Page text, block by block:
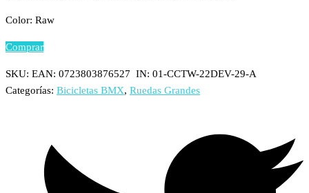
Color: Raw
Comprar
SKU: EAN: 0723803876527 IN: 01-CCTW-22DEV-29-A
Categorías: Bicicletas BMX, Ruedas Grandes